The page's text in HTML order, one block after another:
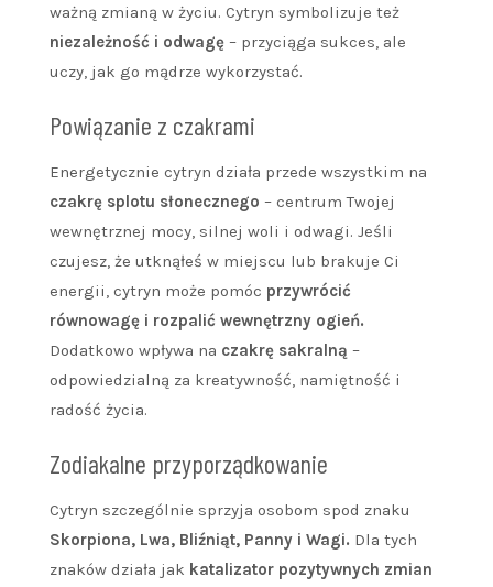
ważną zmianą w życiu. Cytryn symbolizuje też
niezależność i odwagę – przyciąga sukces, ale
uczy, jak go mądrze wykorzystać.
Powiązanie z czakrami
Energetycznie cytryn działa przede wszystkim na
czakrę splotu słonecznego – centrum Twojej
wewnętrznej mocy, silnej woli i odwagi. Jeśli
czujesz, że utknąłeś w miejscu lub brakuje Ci
energii, cytryn może pomóc przywrócić
równowagę i rozpalić wewnętrzny ogień.
Dodatkowo wpływa na czakrę sakralną –
odpowiedzialną za kreatywność, namiętność i
radość życia.
Zodiakalne przyporządkowanie
Cytryn szczególnie sprzyja osobom spod znaku
Skorpiona, Lwa, Bliźniąt, Panny i Wagi. Dla tych
znaków działa jak katalizator pozytywnych zmian